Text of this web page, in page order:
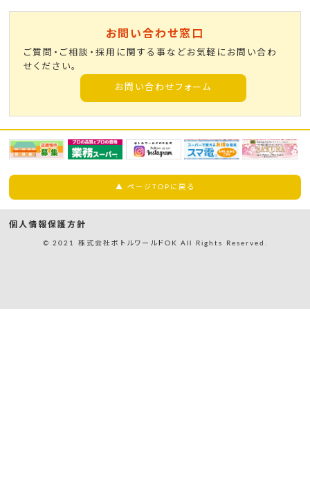
お問い合わせ窓口
ご質問・ご相談・採用に関する事などお気軽にお問い合わ
せください。
お問い合わせフォーム
▲ ページTOPに戻る
個人情報保護方針
© 2021 株式会社ボトルワールドOK All Rights Reserved.